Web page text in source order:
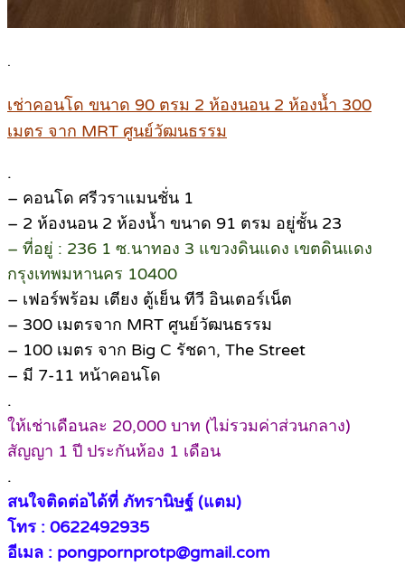
.
เช่าคอนโด ขนาด 90 ตรม 2 ห้องนอน 2 ห้องน้ำ 300
เมตร จาก MRT ศูนย์วัฒนธรรม
.
– คอนโด ศรีวราแมนชั่น 1
– 2 ห้องนอน 2 ห้องน้ำ ขนาด 91 ตรม อยู่ชั้น 23
– ที่อยู่ : 236 1 ซ.นาทอง 3 แขวงดินแดง เขตดินแดง
กรุงเทพมหานคร 10400
– เฟอร์พร้อม เตียง ตู้เย็น ทีวี อินเตอร์เน็ต
– 300 เมตรจาก MRT ศูนย์วัฒนธรรม
– 100 เมตร จาก Big C รัชดา, The Street
– มี 7-11 หน้าคอนโด
.
ให้เช่าเดือนละ 20,000 บาท (ไม่รวมค่าส่วนกลาง)
สัญญา 1 ปี ประกันห้อง 1 เดือน
.
สนใจติดต่อได้ที่ ภัทรานิษฐ์ (แตม)
โทร : 0622492935
อีเมล : pongpornprotp@gmail.com